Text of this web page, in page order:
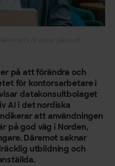
på att förändra och
för kontorsarbetare i
datakonsultbolaget
AI i det nordiska
att användningen
på god väg i Norden,
Däremot saknar
utbildning och